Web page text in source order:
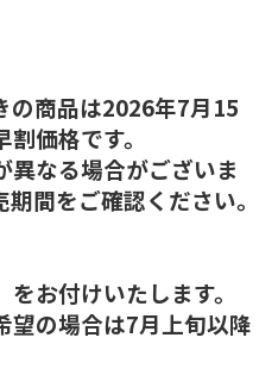
商品は2026年7月15
価格です。
なる場合がございま
間をご確認ください。
お付けいたします。
の場合は7月上旬以降